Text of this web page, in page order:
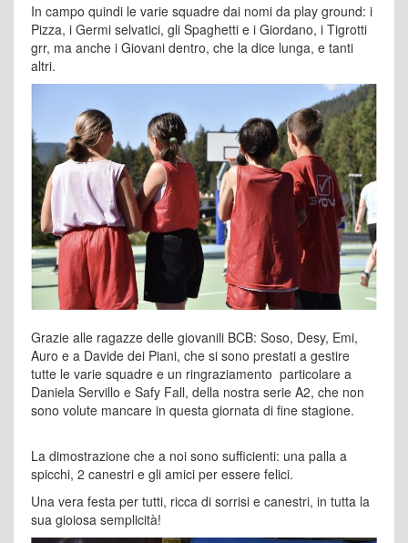
In campo quindi le varie squadre dai nomi da play ground: i
Pizza, i Germi selvatici, gli Spaghetti e i Giordano, i Tigrotti
grr, ma anche i Giovani dentro, che la dice lunga, e tanti
altri.
Grazie alle ragazze delle giovanili BCB: Soso, Desy, Emi,
Auro e a Davide dei Piani, che si sono prestati a gestire
tutte le varie squadre e un ringraziamento particolare a
Daniela Servillo e Safy Fall, della nostra serie A2, che non
sono volute mancare in questa giornata di fine stagione.
La dimostrazione che a noi sono sufficienti: una palla a
spicchi, 2 canestri e gli amici per essere felici.
Una vera festa per tutti, ricca di sorrisi e canestri, in tutta la
sua gioiosa semplicità!